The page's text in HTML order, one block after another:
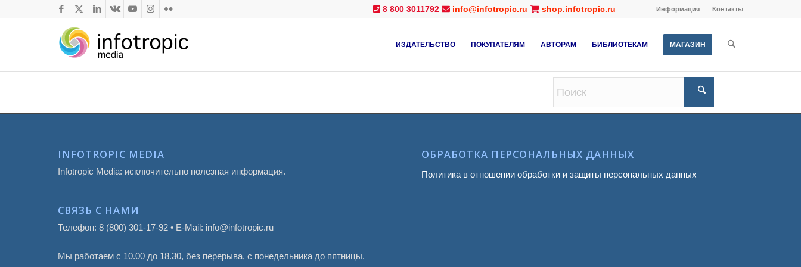
Информация Контакты
8 800 3011792 info@infotropic.ru shop.infotropic.ru
ИЗДАТЕЛЬСТВО ПОКУПАТЕЛЯМ АВТОРАМ БИБЛИОТЕКАМ МАГАЗИН
INFOTROPIC MEDIA
Infotropic Media: исключительно полезная информация.
СВЯЗЬ С НАМИ
Телефон: 8 (800) 301-17-92 • E-Mail: info@infotropic.ru
Мы работаем с 10.00 до 18.30, без перерыва, с понедельника до пятницы.
ОБРАБОТКА ПЕРСОНАЛЬНЫХ ДАННЫХ
Политика в отношении обработки и защиты персональных данных